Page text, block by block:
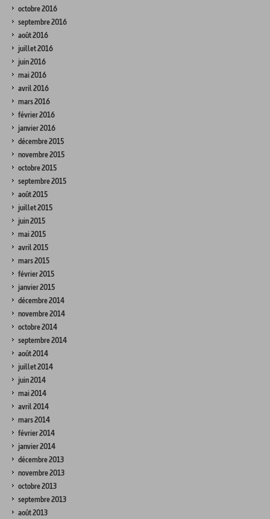
octobre 2016
septembre 2016
août 2016
juillet 2016
juin 2016
mai 2016
avril 2016
mars 2016
février 2016
janvier 2016
décembre 2015
novembre 2015
octobre 2015
septembre 2015
août 2015
juillet 2015
juin 2015
mai 2015
avril 2015
mars 2015
février 2015
janvier 2015
décembre 2014
novembre 2014
octobre 2014
septembre 2014
août 2014
juillet 2014
juin 2014
mai 2014
avril 2014
mars 2014
février 2014
janvier 2014
décembre 2013
novembre 2013
octobre 2013
septembre 2013
août 2013